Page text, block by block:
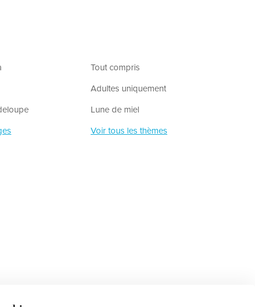
Tout compris
Adultes uniquement
Lune de miel
Voir tous les thèmes